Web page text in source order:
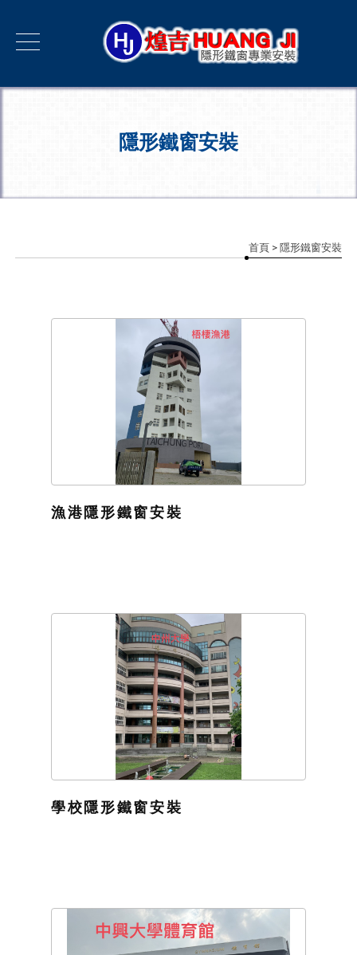
隱形鐵窗安裝
首頁 > 隱形鐵窗安裝
漁港隱形鐵窗安裝
學校隱形鐵窗安裝